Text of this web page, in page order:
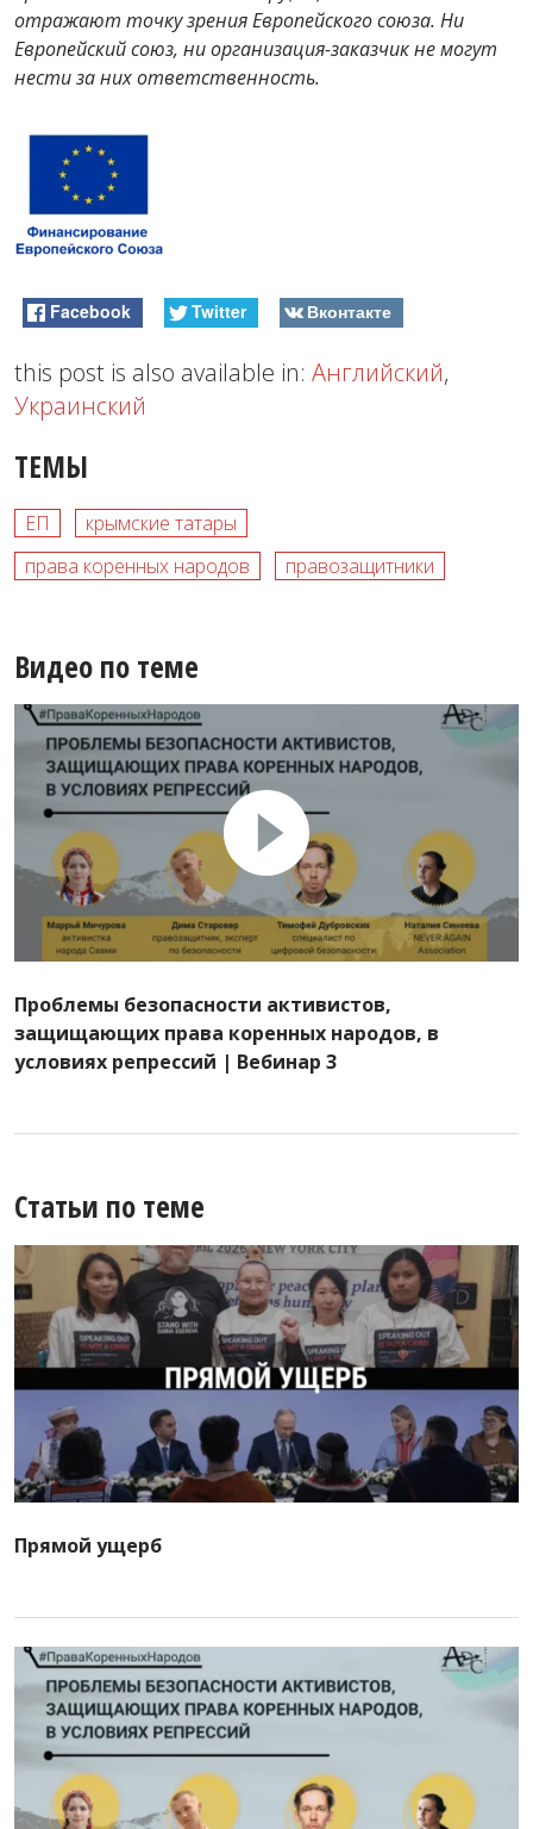
отражают точку зрения Европейского союза. Ни
Европейский союз, ни организация-заказчик не могут
нести за них ответственность.
Facebook Twitter Вконтакте
this post is also available in: Английский,
Украинский
ТЕМЫ
ЕП
крымские татары
права коренных народов
правозащитники
Видео по теме
Проблемы безопасности активистов,
защищающих права коренных народов, в
условиях репрессий | Вебинар 3
Статьи по теме
Прямой ущерб